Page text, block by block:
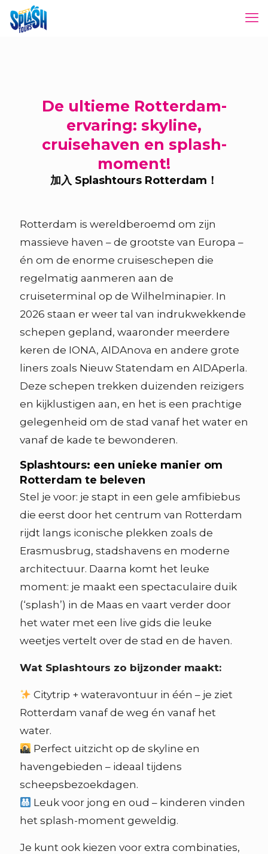
De ultieme Rotterdam-
ervaring: skyline,
cruisehaven en splash-
moment!
加入 Splashtours Rotterdam！
Rotterdam is wereldberoemd om zijn
massieve haven – de grootste van Europa –
én om de enorme cruiseschepen die
regelmatig aanmeren aan de
cruiseterminal op de Wilhelminapier. In
2026 staan er weer tal van indrukwekkende
schepen gepland, waaronder meerdere
keren de IONA, AIDAnova en andere grote
liners zoals Nieuw Statendam en AIDAperla.
Deze schepen trekken duizenden reizigers
en kijklustigen aan, en het is een prachtige
gelegenheid om de stad vanaf het water en
vanaf de kade te bewonderen.
Splashtours: een unieke manier om
Rotterdam te beleven
Stel je voor: je stapt in een gele amfibiebus
die eerst door het centrum van Rotterdam
rijdt langs iconische plekken zoals de
Erasmusbrug, stadshavens en moderne
architectuur. Daarna komt het leuke
moment: je maakt een spectaculaire duik
(‘splash’) in de Maas en vaart verder door
het water met een live gids die leuke
weetjes vertelt over de stad en de haven.
Wat Splashtours zo bijzonder maakt:
Citytrip + wateravontuur in één – je ziet
Rotterdam vanaf de weg én vanaf het
water.
Perfect uitzicht op de skyline en
havengebieden – ideaal tijdens
scheepsbezoekdagen.
Leuk voor jong en oud – kinderen vinden
het splash-moment geweldig.
Je kunt ook kiezen voor extra combinaties,